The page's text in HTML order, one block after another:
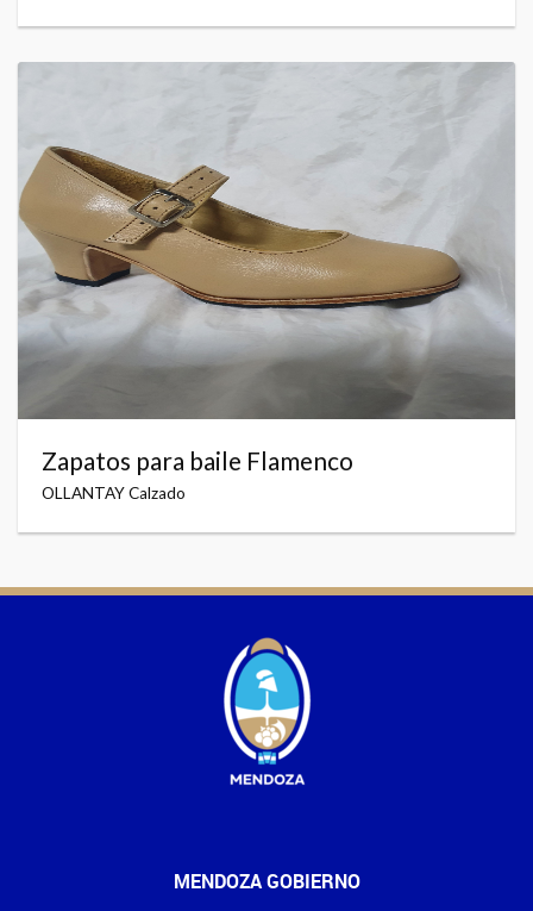
Zapatos para baile Flamenco
OLLANTAY Calzado
MENDOZA GOBIERNO